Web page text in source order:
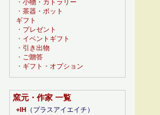
・ 小物・カトラリー
・ 茶器・ポット
ギフト
・ プレゼント
・ イベントギフト
・ 引き出物
・ ご贈答
・ ギフト・オプション
窯元・作家 一覧
+IH
（プラスアイエイチ）